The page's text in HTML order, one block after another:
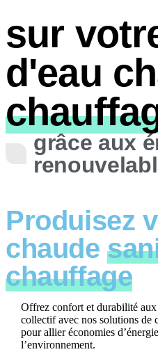
sur
d'eau
grâce aux
Produisez
chaude
chauffage
Offrez confort et durabilité
collectif avec nos solutions de
pour allier économies
l’environnement.